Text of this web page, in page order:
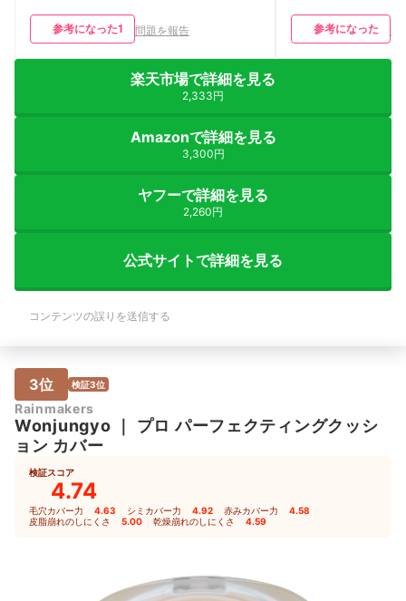
参考になった1 問題を報告 参考になった
楽天市場で詳細を見る
2,333円
Amazonで詳細を見る
3,300円
ヤフーで詳細を見る
2,260円
公式サイトで詳細を見る
コンテンツの誤りを送信する
3位 検証3位
Rainmakers
Wonjungyo
プロ パーフェクティングクッシ
ョン カバー
検証スコア
4.74
毛穴カバー力 4.63 シミカバー力 4.92 赤みカバー力 4.58
皮脂崩れのしにくさ 5.00 乾燥崩れのしにくさ 4.59